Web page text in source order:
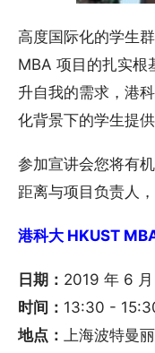
高度国际化的学生
MBA 项目的扎实根
升自我的需求，港
化背景下的学生提
参加宣讲会您将有
距离与项目负责人
港科大 HKUST
日期： 2019 年 6
时间： 13:30 -
地点： 上海波特曼